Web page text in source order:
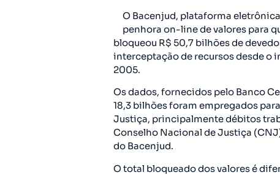
O Bacenjud, plataforma
penhora on-line de valores para
bloqueou R$ 50,7 bilhões de
interceptação de recursos desde o
2005.
Os dados, fornecidos pelo Banco
18,3 bilhões foram empregados
Justiça, principalmente débitos
Conselho Nacional de Justiça
do Bacenjud.
O total bloqueado dos valores é